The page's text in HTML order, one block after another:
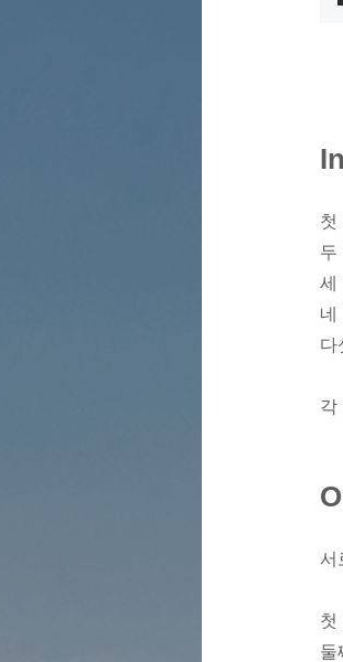
첫
두
세
네
다
각
서
첫
둘